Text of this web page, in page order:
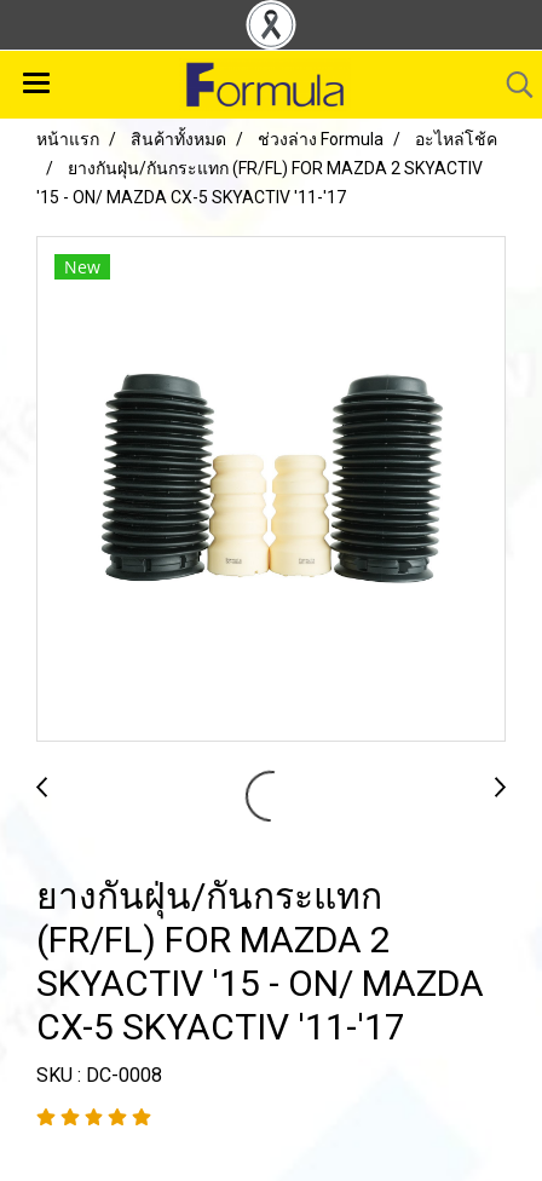
หน้าแรก สินค้าทั้งหมด ช่วงล่าง Formula
อะไหล่โช้ค
ยางกันฝุ่น/กันกระแทก (FR/FL) FOR MAZDA 2 SKYACTIV
'15 - ON/ MAZDA CX-5 SKYACTIV '11-'17
New
ยางกันฝุ่น/กันกระแทก
(FR/FL) FOR MAZDA 2
SKYACTIV '15 - ON/ MAZDA
CX-5 SKYACTIV '11-'17
SKU : DC-0008